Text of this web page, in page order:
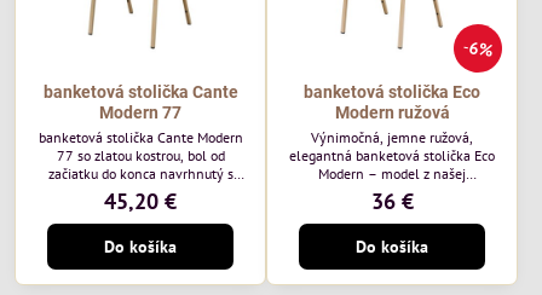
banketová stolička Cante
Modern 77
banketová stolička Cante Modern
77 so zlatou kostrou, bol od
začiatku do konca navrhnutý s
ohľadom na elegantné a
sofistikované priestory pre
pohostinstvá. Má zlatý rám a
čalúnenie Moss 07 od poľskej
značky Davis – béžová farba s
mäkkým povrchom je ideálna do
45,20 €
Do košíka
6%
banketová stolička Eco
Modern ružová
Výnimočná, jemne ružová,
elegantná banketová stolička Eco
Modern – model z našej
ekonomicky výhodnej rady. Táto
nová verzia je ešte lepšie
prispôsobená potrebám moderných
pohostinských priestorov, ako sú
hotely a reštaurácie. Medzi jej
charakteristické znaky patrí
36 €
Do košíka